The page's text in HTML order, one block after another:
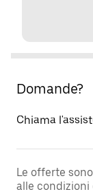
Domande?
Chiama
Le offerte
alle condizioni